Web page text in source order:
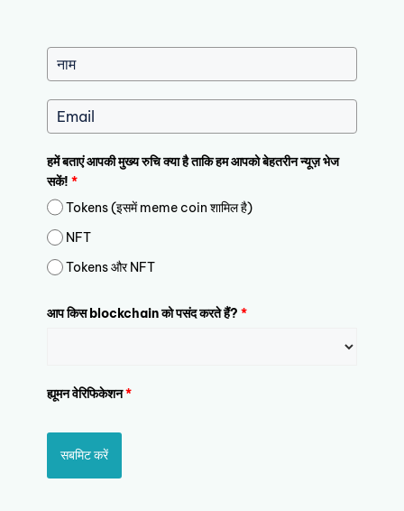
हमें बताएं आपकी मुख्य रुचि क्या है ताकि हम आपको बेहतरीन न्यूज़ भेज
सकें! *
Tokens (इसमें meme coin शामिल है)
NFT
Tokens और NFT
आप किस blockchain को पसंद करते हैं? *
ह्यूमन वेरिफिकेशन*
सबमिट करें